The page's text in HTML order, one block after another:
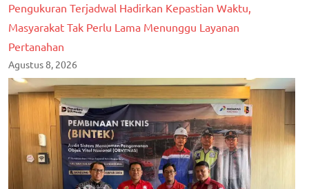
Pengukuran Terjadwal Hadirkan Kepastian Waktu,
Masyarakat Tak Perlu Lama Menunggu Layanan
Pertanahan
Agustus 8, 2026